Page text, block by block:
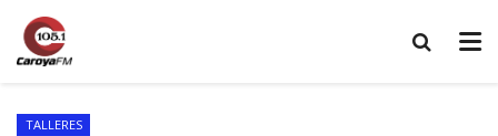
TALLERES